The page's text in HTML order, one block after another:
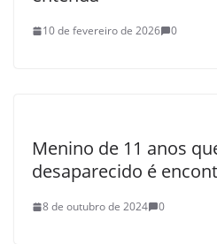
10 de fevereiro de 2026 0
Menino de 11 anos
desaparecido é
8 de outubro de 2024 0